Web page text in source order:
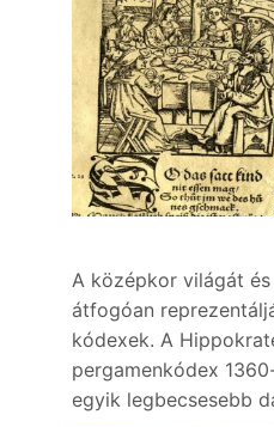
A középkor világát
átfogóan
kódexek. A
pergamenkódex
egyik legbecsesebb